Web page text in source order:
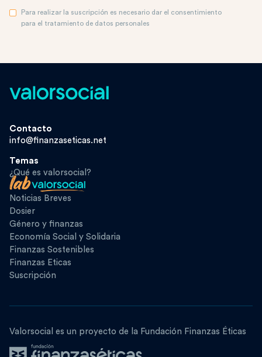
Para realizar la suscripción es necesario dar el consentimiento
para el tratamiento de datos personales
Contacto
info@finanzaseticas.net
Temas
¿Qué es valorsocial?
Noticias Breves
Dosier
Género y finanzas
Economía Social y Solidaria
Finanzas Sostenibles
Finanzas Eticas
Suscripción
Valorsocial es un proyecto de la Fundación Finanzas Éticas